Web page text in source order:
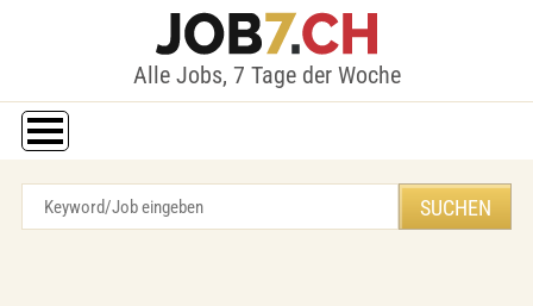
Alle Jobs, 7 Tage der Woche